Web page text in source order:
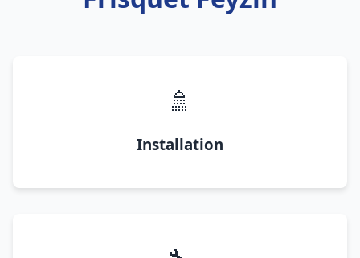
🚿
Installation